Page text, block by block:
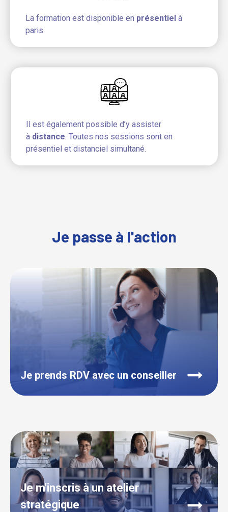
La formation est disponible en présentiel à
paris.
Il est également possible d’y assister
à distance. Toutes nos sessions sont en
présentiel et distanciel simultané.
Je passe à l'action
Je prends RDV avec un conseiller
Je m'inscris à un atelier
stratégique